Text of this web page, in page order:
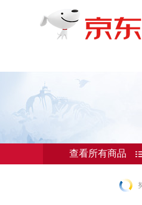
查看所有商品